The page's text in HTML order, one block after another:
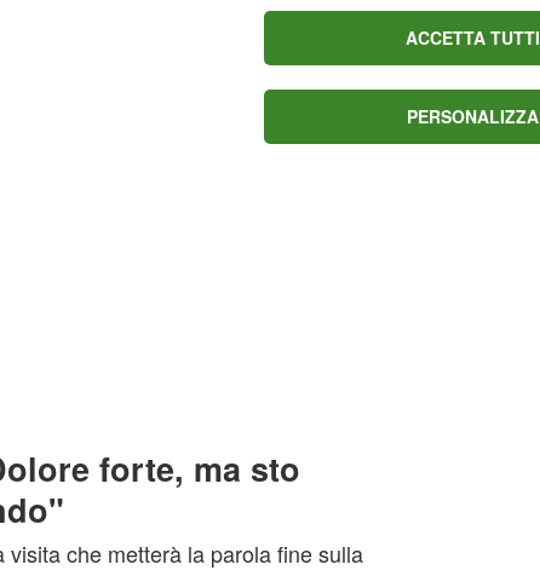
forte, ma sto
visita che metterà la parola fine sulla
ACCETTA TUTTI
PERSONALIZZA